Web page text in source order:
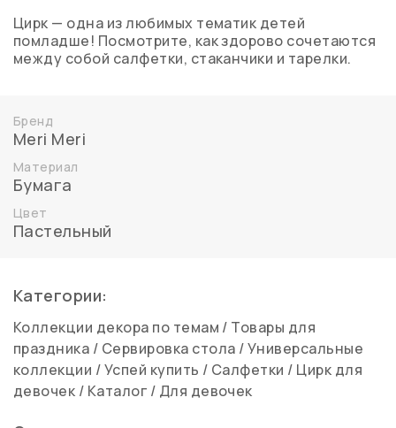
Цирк — одна из любимых тематик детей
помладше! Посмотрите, как здорово сочетаются
между собой салфетки, стаканчики и тарелки.
Бренд
Meri Meri
Материал
Бумага
Цвет
Пастельный
Категории:
Коллекции декора по темам / Товары для
праздника / Сервировка стола /Универсальные
коллекции /Успей купить / Салфетки / Цирк для
девочек / Каталог / Для девочек